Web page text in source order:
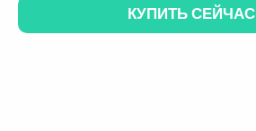
КУПИТЬ СЕЙЧАС